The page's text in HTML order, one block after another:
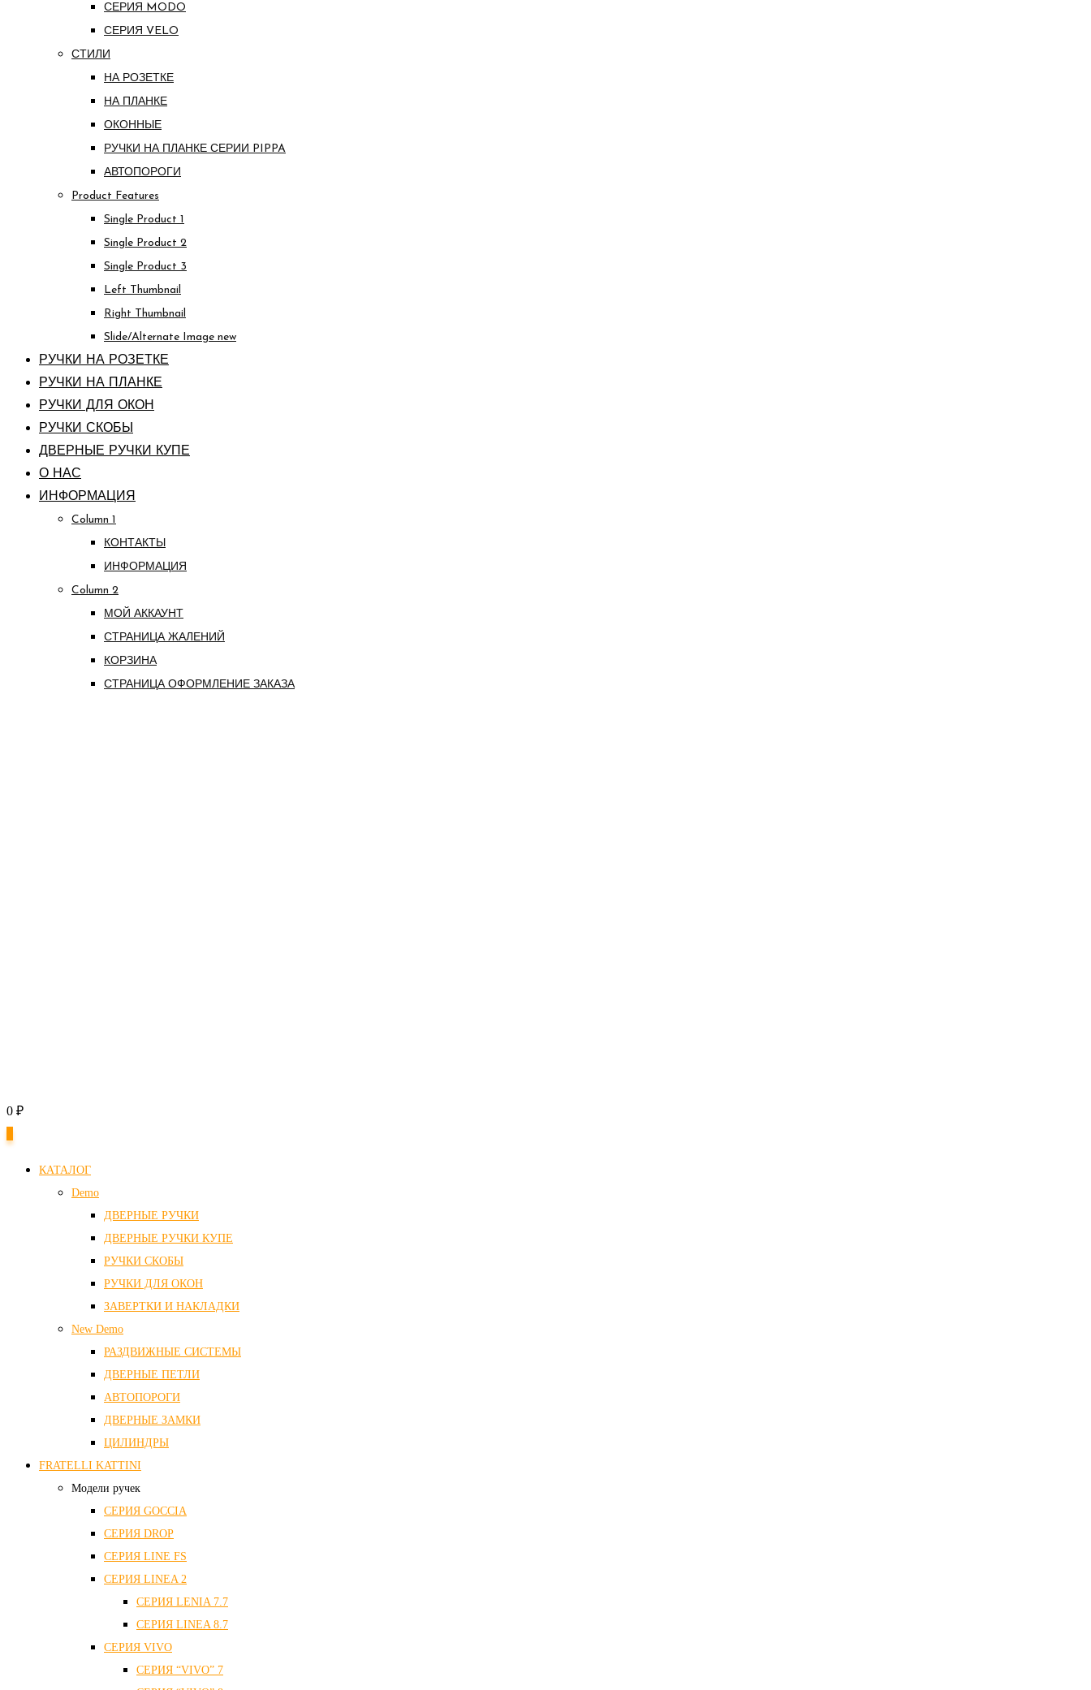
СЕРИЯ MODO
СЕРИЯ VELO
СТИЛИ
НА РОЗЕТКЕ
НА ПЛАНКЕ
ОКОННЫЕ
РУЧКИ НА ПЛАНКЕ СЕРИИ PIPPA
АВТОПОРОГИ
Product Features
Single Product 1
Single Product 2
Single Product 3
Left Thumbnail
Right Thumbnail
Slide/Alternate Image new
РУЧКИ НА РОЗЕТКЕ
РУЧКИ НА ПЛАНКЕ
РУЧКИ ДЛЯ ОКОН
РУЧКИ СКОБЫ
ДВЕРНЫЕ РУЧКИ КУПЕ
О НАС
ИНФОРМАЦИЯ
Column 1
КОНТАКТЫ
ИНФОРМАЦИЯ
Column 2
МОЙ АККАУНТ
СТРАНИЦА ЖАЛЕНИЙ
КОРЗИНА
СТРАНИЦА ОФОРМЛЕНИЕ ЗАКАЗА
0 ₽
КАТАЛОГ
Demo
ДВЕРНЫЕ РУЧКИ
ДВЕРНЫЕ РУЧКИ КУПЕ
РУЧКИ СКОБЫ
РУЧКИ ДЛЯ ОКОН
ЗАВЕРТКИ И НАКЛАДКИ
New Demo
РАЗДВИЖНЫЕ СИСТЕМЫ
ДВЕРНЫЕ ПЕТЛИ
АВТОПОРОГИ
ДВЕРНЫЕ ЗАМКИ
ЦИЛИНДРЫ
FRATELLI KATTINI
Модели ручек
СЕРИЯ GOCCIA
СЕРИЯ DROP
СЕРИЯ LINE FS
СЕРИЯ LINEA 2
СЕРИЯ LENIA 7.7
СЕРИЯ LINEA 8.7
СЕРИЯ VIVO
СЕРИЯ “VIVO” 7